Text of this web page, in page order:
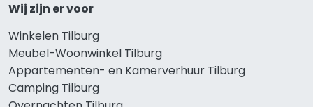
Wij zijn er voor
Winkelen Tilburg
Meubel-Woonwinkel Tilburg
Appartementen- en Kamerverhuur Tilburg
Camping Tilburg